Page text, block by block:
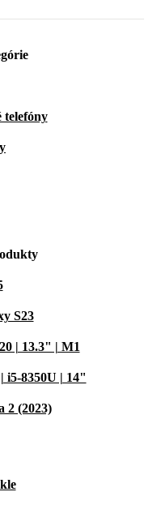
telefóny
S23
| 13.3" | M1
i5-8350U | 14"
2 (2023)